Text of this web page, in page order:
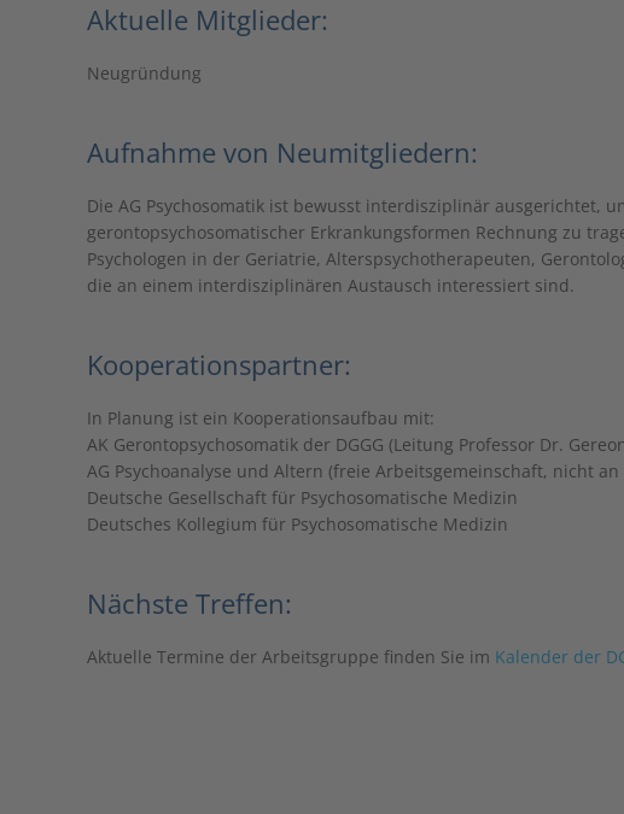
Aktuelle Mitglieder:
Neugründung
Aufnahme von Neumitgliedern:
Die AG Psychosomatik ist bewusst interdisziplinär ausgerichtet,
gerontopsychosomatischer Erkrankungsformen Rechnung zu
Psychologen in der Geriatrie, Alterspsychotherapeuten,
die an einem interdisziplinären Austausch interessiert sind.
Kooperationspartner:
In Planung ist ein Kooperationsaufbau mit:
AK Gerontopsychosomatik der DGGG (Leitung Professor Dr.
AG Psychoanalyse und Altern (freie Arbeitsgemeinschaft, nicht
Deutsche Gesellschaft für Psychosomatische Medizin
Deutsches Kollegium für Psychosomatische Medizin
Nächste Treffen:
Aktuelle Termine der Arbeitsgruppe finden Sie im Kalender der